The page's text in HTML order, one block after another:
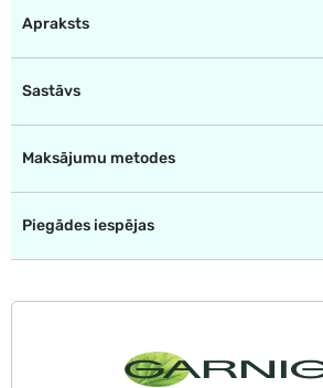
Apraksts
Sastāvs
Maksājumu metodes
Piegādes iespējas